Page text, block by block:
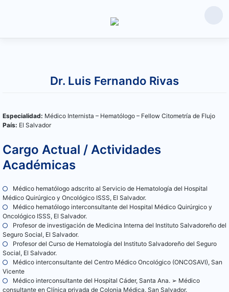
Dr. Luis Fernando Rivas
Especialidad: Médico Internista – Hematólogo – Fellow Citometría de Flujo
País: El Salvador
Cargo Actual / Actividades
Académicas
Médico hematólogo adscrito al Servicio de Hematología del Hospital
Médico Quirúrgico y Oncológico ISSS, El Salvador.
Médico hematólogo interconsultante del Hospital Médico Quirúrgico y
Oncológico ISSS, El Salvador.
Profesor de investigación de Medicina Interna del Instituto Salvadoreño del
Seguro Social, El Salvador.
Profesor del Curso de Hematología del Instituto Salvadoreño del Seguro
Social, El Salvador.
Médico interconsultante del Centro Médico Oncológico (ONCOSAVI), San
Vicente
Médico interconsultante del Hospital Cáder, Santa Ana. ➢ Médico
consultante en Clínica privada de Colonia Médica, San Salvador.